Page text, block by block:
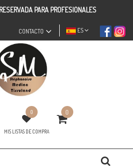
PARA PROFESIONALES
ES
CONTACTO
0
MIS LISTAS DE COMPRA
0